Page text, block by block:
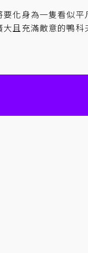
要化身為一隻看似平
且充滿敵意的鴨科